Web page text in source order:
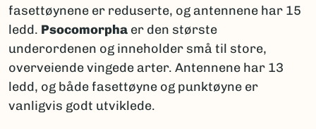
fasettøynene er reduserte, og antennene har 15
ledd. Psocomorpha er den største
underordenen og inneholder små til store,
overveiende vingede arter. Antennene har 13
ledd, og både fasettøyne og punktøyne er
vanligvis godt utviklede.